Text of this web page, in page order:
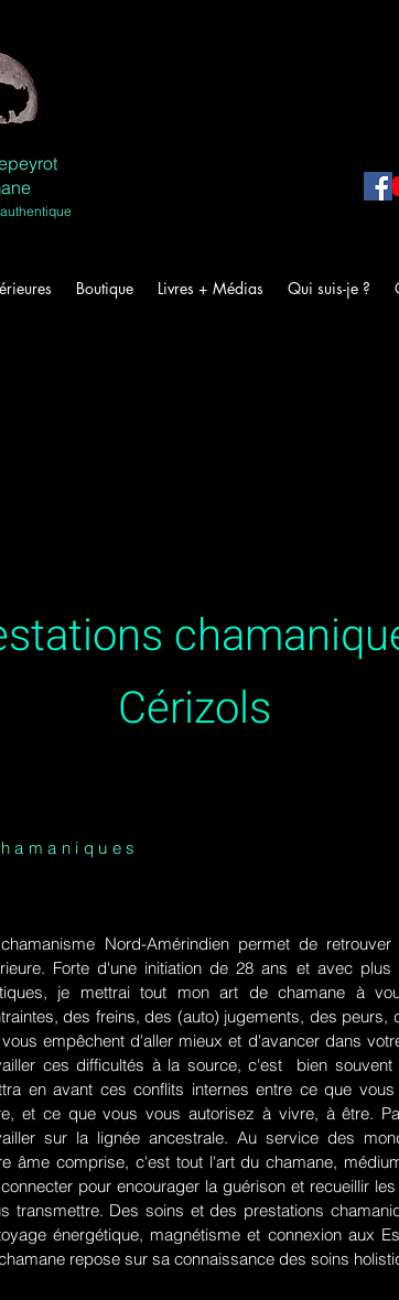
Boutique Livres + Médias Qui suis-je ?
Cérizols
Nord-Amérindien permet de retrouver
Forte d'une initiation de 28 ans et avec
je mettrai tout mon art de chamane à
des freins, des (auto) jugements, des peurs,
empêchent d'aller mieux et d'avancer dans
ces difficultés à la source, c'est bien
en avant ces conflits internes entre ce que
et ce que vous vous autorisez à vivre, à être.
sur la lignée ancestrale. Au service des
âme comprise, c'est tout l'art du chamane,
pour encourager la guérison et recueillir
transmettre. Des soins et des prestations
énergétique, magnétisme et connexion aux
repose sur sa connaissance des soins